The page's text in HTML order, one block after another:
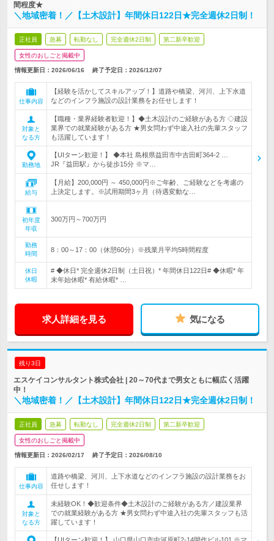
間程度★
＼地域密着！／【土木設計】年間休日122日★完全週休2日制！
正社員 急募 転勤なし 完全週休2日制 第二新卒歓迎
女性のおしごと掲載中
情報更新日：2026/06/16 終了予定日： 2026/12/07
仕事内容
【経験を活かしてスキルアップ！】道路や橋梁、河川、上下水道
などのインフラ施設の設計業務をお任せします！
対象と
なる方
【職種・業界経験者歓迎！】◆土木設計のご経験がある方 ◇建設
業界での就業経験がある方 ★男女問わず中途入社の先輩スタッフ
も活躍しています！
勤務地
【UIターン歓迎！】 ◆本社 島根県益田市中吉田町364-2 …
JR『益田駅』から徒歩15分 ※マ…
給与
【月給】200,000円 ～ 450,000円※ご年齢、ご経験などを考慮の
上決定します。※試用期間3ヶ月（待遇変動な…
初年度
年収
300万円～700万円
勤務
時間
8：00～17：00（休憩60分）※残業月平均5時間程度
休日
休暇
# ◆休日* 完全週休2日制（土日祝）* 年間休日122日# ◆休暇* 年
末年始休暇* 有給休暇* …
求人詳細を見る 気になる
残り3日
エスケイコンサルタント株式会社 | 20～70代まで男女ともに幅広く活躍
中！
＼地域密着！／【土木設計】年間休日122日★完全週休2日制！
正社員 急募 転勤なし 完全週休2日制 第二新卒歓迎
女性のおしごと掲載中
情報更新日：2026/02/17 終了予定日： 2026/08/10
仕事内容
道路や橋梁、河川、上下水道などのインフラ施設の設計業務をお
任せします！
対象と
なる方
未経験OK！◆歓迎条件◆土木設計のご経験がある方／建設業界
での就業経験がある方 ★男女問わず中途入社の先輩スタッフも活
躍しています！